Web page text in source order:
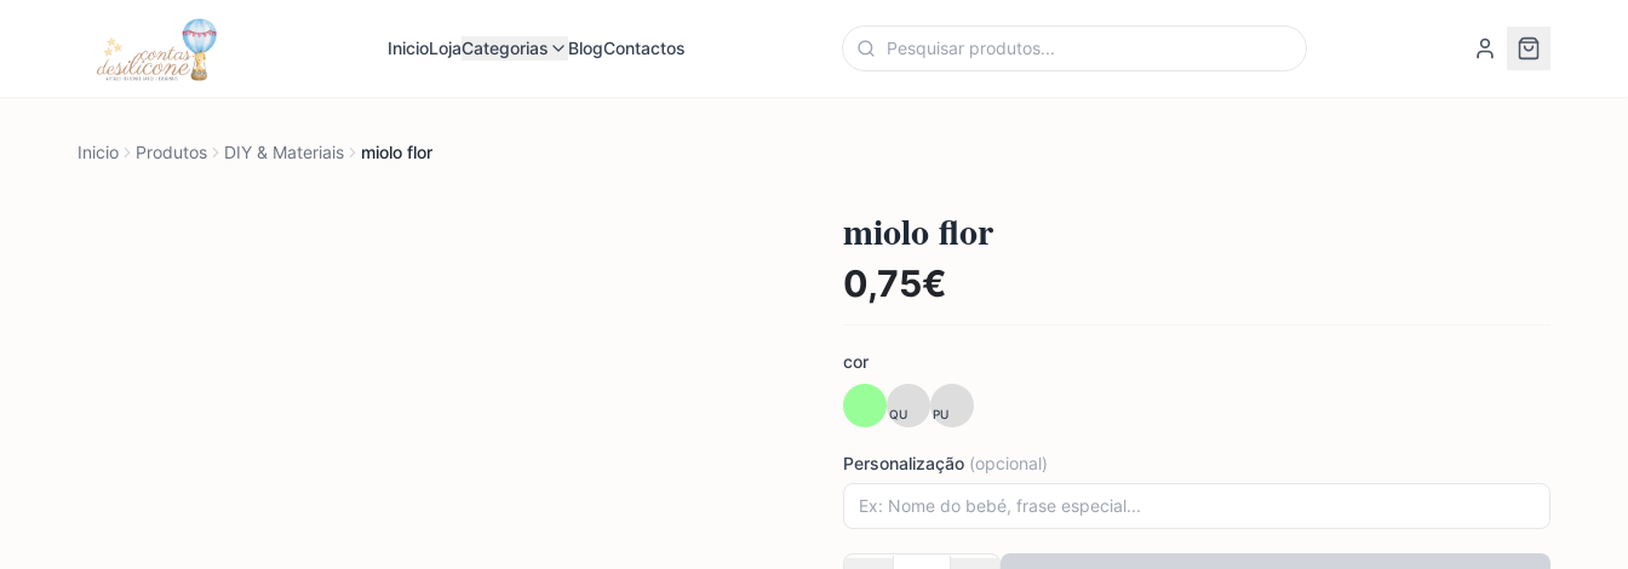
InicioLojaCategorias BlogContactos
Inicio Produtos DIY & Materiais miolo flor
miolo flor
0,75€
cor
QU PU
Personalização (opcional)